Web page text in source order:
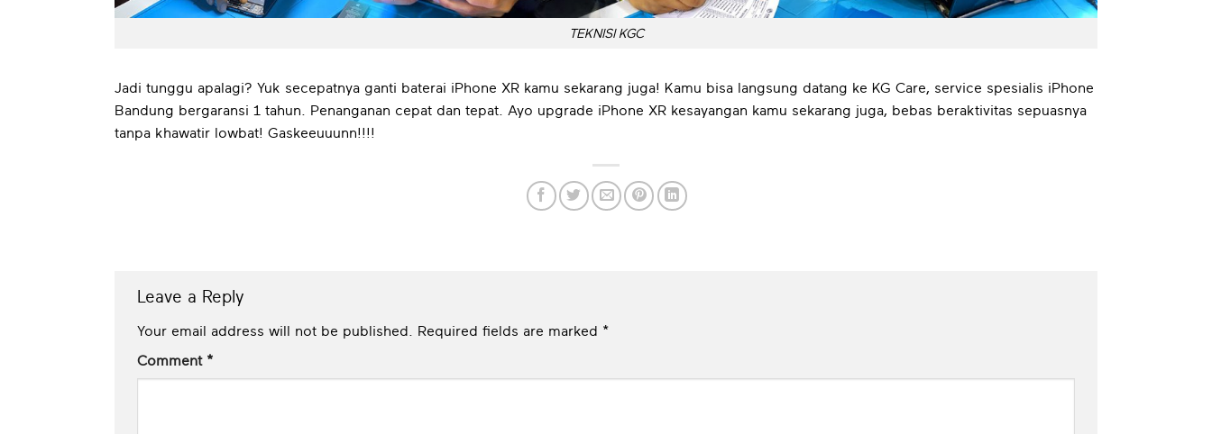
TEKNISI KGC
Jadi tunggu apalagi? Yuk secepatnya ganti baterai iPhone XR kamu sekarang juga! Kamu bisa langsung datang ke KG Care, service spesialis iPhone
Bandung bergaransi 1 tahun. Penanganan cepat dan tepat. Ayo upgrade iPhone XR kesayangan kamu sekarang juga, bebas beraktivitas sepuasnya
tanpa khawatir lowbat! Gaskeeuuunn!!!!
Leave a Reply
Your email address will not be published. Required fields are marked *
Comment *